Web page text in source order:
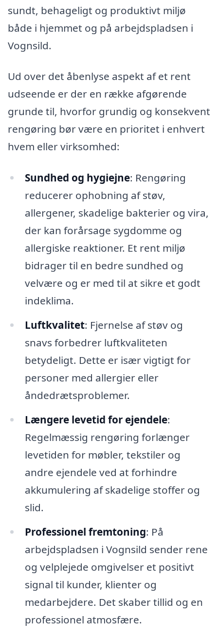
sundt, behageligt og produktivt miljø
både i hjemmet og på arbejdspladsen i
Vognsild.
Ud over det åbenlyse aspekt af et rent
udseende er der en række afgørende
grunde til, hvorfor grundig og konsekvent
rengøring bør være en prioritet i enhvert
hvem eller virksomhed:
Sundhed og hygiejne: Rengøring
reducerer ophobning af støv,
allergener, skadelige bakterier og vira,
der kan forårsage sygdomme og
allergiske reaktioner. Et rent miljø
bidrager til en bedre sundhed og
velvære og er med til at sikre et godt
indeklima.
Luftkvalitet: Fjernelse af støv og
snavs forbedrer luftkvaliteten
betydeligt. Dette er især vigtigt for
personer med allergier eller
åndedrætsproblemer.
Længere levetid for ejendele:
Regelmæssig rengøring forlænger
levetiden for møbler, tekstiler og
andre ejendele ved at forhindre
akkumulering af skadelige stoffer og
slid.
Professionel fremtoning: På
arbejdspladsen i Vognsild sender rene
og velplejede omgivelser et positivt
signal til kunder, klienter og
medarbejdere. Det skaber tillid og en
professionel atmosfære.